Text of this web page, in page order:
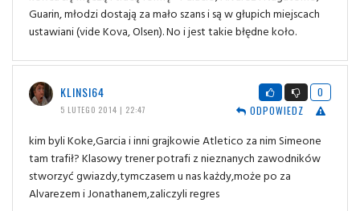
Guarin, młodzi dostają za mało szans i są w głupich miejscach
ustawiani (vide Kova, Olsen). No i jest takie błędne koło.
KLINSI64
5 LUTEGO 2014 | 22:47
0
ODPOWIEDZ
kim byli Koke,Garcia i inni grajkowie Atletico za nim Simeone
tam trafił? Klasowy trener potrafi z nieznanych zawodników
stworzyć gwiazdy,tymczasem u nas każdy,może po za
Alvarezem i Jonathanem,zaliczyli regres